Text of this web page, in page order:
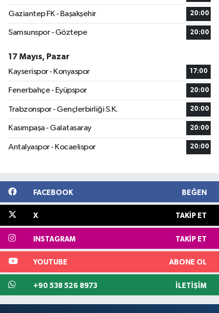
Gaziantep FK - Başakşehir 20:00
Samsunspor - Göztepe 20:00
17 Mayıs, Pazar
Kayserispor - Konyaspor
17:00
Fenerbahçe - Eyüpspor 20:00
Trabzonspor - Gençlerbirliği S.K. 20:00
Kasımpaşa - Galatasaray 20:00
Antalyaspor - Kocaelispor 20:00
FACEBOOK BEĞEN
X TAKIP ET
INSTAGRAM TAKIP ET
YOUTUBE ABONE OL
+90 538 526 8973 İLETIŞIM